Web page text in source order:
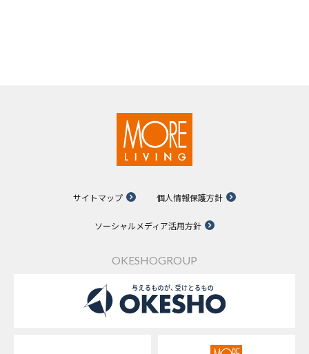
サイトマップ 個人情報保護方針
ソーシャルメディア活用方針
OKESHOGROUP